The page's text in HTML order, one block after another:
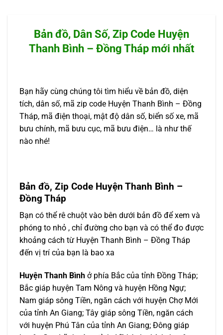
Bản đồ, Dân Số, Zip Code Huyện
Thanh Bình – Đồng Tháp mới nhất
Bạn hãy cùng chúng tôi tìm hiểu về bản đồ, diện
tích, dân số, mã zip code Huyện Thanh Bình – Đồng
Tháp, mã điện thoại, mật độ dân số, biển số xe, mã
bưu chính, mã bưu cục, mã bưu điện… là như thế
nào nhé!
Bản đồ, Zip Code Huyện Thanh Bình –
Đồng Tháp
Bạn có thể rê chuột vào bên dưới bản đồ để xem và
phóng to nhỏ , chỉ đường cho bạn và có thể đo được
khoảng cách từ Huyện Thanh Bình – Đồng Tháp
đến vị trí của bạn là bao xa
Huyện Thanh Bình ở phía Bắc của tỉnh Đồng Tháp;
Bắc giáp huyện Tam Nông và huyện Hồng Ngự;
Nam giáp sông Tiền, ngăn cách với huyện Chợ Mới
của tỉnh An Giang; Tây giáp sông Tiền, ngăn cách
với huyện Phú Tân của tỉnh An Giang; Đông giáp